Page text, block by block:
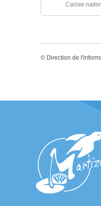
Caisse
© Direction de